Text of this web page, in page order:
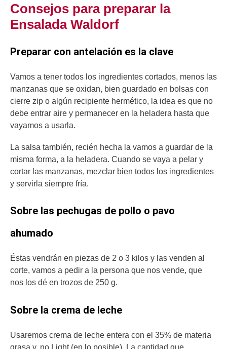
Consejos para preparar la
Ensalada Waldorf
Preparar con antelación es la clave
Vamos a tener todos los ingredientes cortados, menos las
manzanas que se oxidan, bien guardado en bolsas con
cierre zip o algún recipiente hermético, la idea es que no
debe entrar aire y permanecer en la heladera hasta que
vayamos a usarla.
La salsa también, recién hecha la vamos a guardar de la
misma forma, a la heladera. Cuando se vaya a pelar y
cortar las manzanas, mezclar bien todos los ingredientes
y servirla siempre fría.
Sobre las pechugas de pollo o pavo
ahumado
Éstas vendrán en piezas de 2 o 3 kilos y las venden al
corte, vamos a pedir a la persona que nos vende, que
nos los dé en trozos de 250 g.
Sobre la crema de leche
Usaremos crema de leche entera con el 35% de materia
grasa y, no Light (en lo posible). La cantidad que